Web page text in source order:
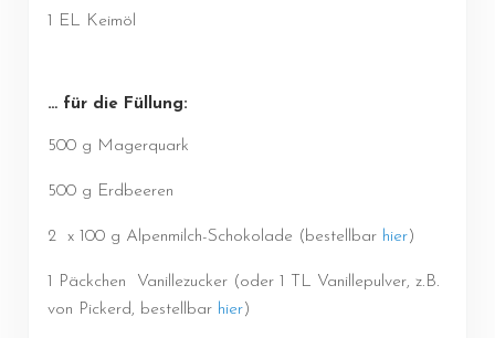
1 EL Keimöl
… für die Füllung:
500 g Magerquark
500 g Erdbeeren
2 x 100 g Alpenmilch-Schokolade (bestellbar hier)
1 Päckchen Vanillezucker (oder 1 TL Vanillepulver, z.B.
von Pickerd, bestellbar hier)